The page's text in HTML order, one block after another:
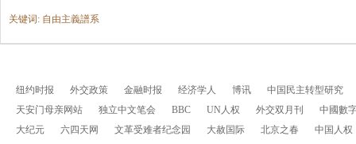
关键词: 自由主義譜系
纽约时报 外交政策 金融时报 经济学人 博讯
中国民主转型研究
天安门母亲网站
独立中文笔会 BBC UN人权 外交双月刊
中國數
大纪元
六四天网 文革受难者纪念园 大赦国际 北京之春 中国人权